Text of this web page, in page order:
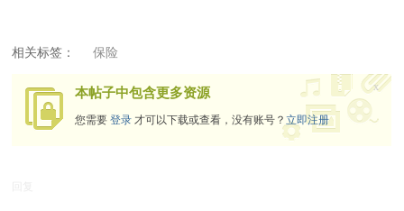
相关标签： 保险
本帖子中包含更多资源
您需要登录 才可以下载或查看，没有账号？立即注册
x